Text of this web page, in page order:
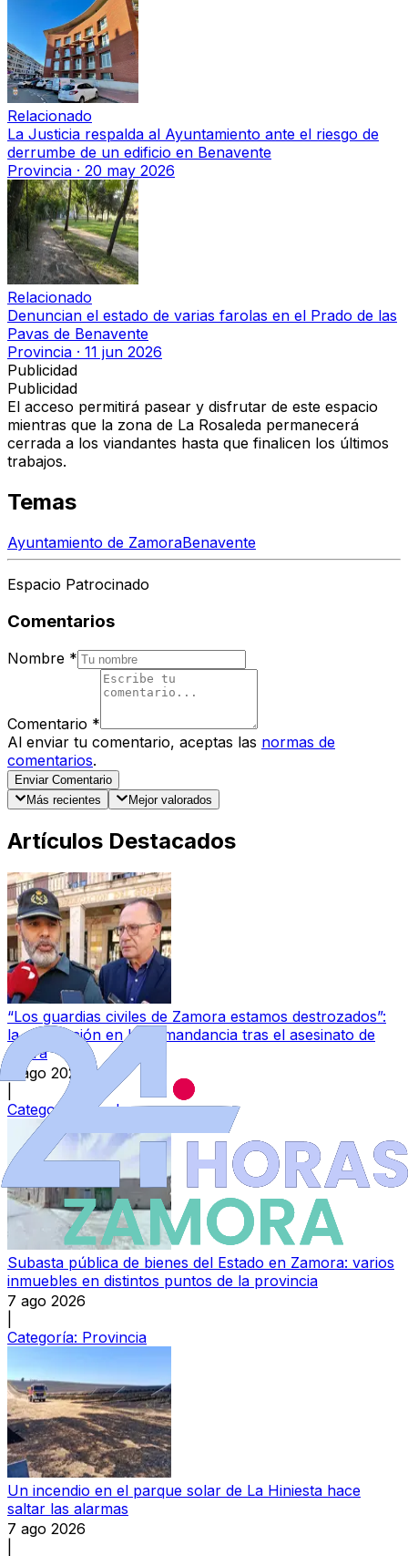
Relacionado
La Justicia respalda al Ayuntamiento ante el riesgo de
derrumbe de un edificio en Benavente
Provincia · 20 may 2026
Relacionado
Denuncian el estado de varias farolas en el Prado de las
Pavas de Benavente
Provincia · 11 jun 2026
Publicidad
Publicidad
El acceso permitirá pasear y disfrutar de este espacio
mientras que la zona de La Rosaleda permanecerá
cerrada a los viandantes hasta que finalicen los últimos
trabajos.
Temas
Ayuntamiento de ZamoraBenavente
Espacio Patrocinado
Comentarios
Nombre *
Comentario *
Al enviar tu comentario, aceptas las normas de
comentarios.
Enviar Comentario
Más recientes
Mejor valorados
Artículos Destacados
“Los guardias civiles de Zamora estamos destrozados”:
la conmoción en la Comandancia tras el asesinato de
Laura
7 ago 2026
Categoría:
Local
Subasta pública de bienes del Estado en Zamora: varios
inmuebles en distintos puntos de la provincia
7 ago 2026
Categoría: Provincia
Un incendio en el parque solar de La Hiniesta hace
saltar las alarmas
7 ago 2026